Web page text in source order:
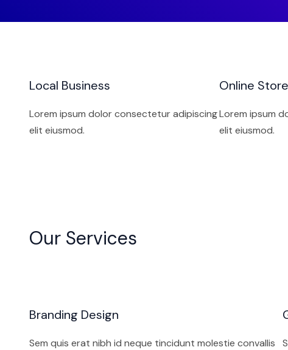
Local Business
Lorem ipsum dolor consectetur adipiscing
elit eiusmod.
Online Store
Lorem ipsum
elit eiusmod.
Our Services
Branding Design
Sem quis erat nibh id neque tincidunt molestie convallis